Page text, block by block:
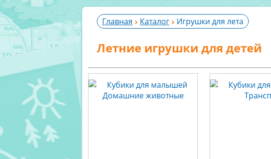
Главная Каталог Игрушки для лета
Летние игрушки для детей